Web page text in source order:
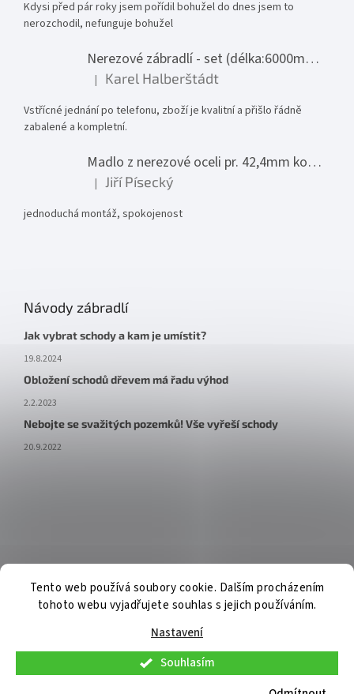
Tento web používá soubory cookie. Dalším procházením
tohoto webu vyjadřujete souhlas s jejich používáním.
Nastavení
Souhlasím
V pátek 7. 8. 2026 budou osobní konzultace a telefonická podpora
dostupné pouze do 9:00. Osobní odběr již připravených objednávek
Kdysi před pár roky jsem pořídil bohužel do dnes jsem to
nerozchodil, nefunguje bohužel
Nerezové zábradlí - set (délka:6000mm x výška:1000mm)
Hodnocení produktu je 5 z 5 hvězdiček.
| Karel Halberštádt
Vstřícné jednání po telefonu, zboží je kvalitní a přišlo řádně
zabalené a kompletní.
Madlo z nerezové oceli pr. 42,4mm komplet - model 0116 - 3000mm
Hodnocení produktu je 5 z 5 hvězdiček.
| Jiří Písecký
jednoduchá montáž, spokojenost
Návody zábradlí
Jak vybrat schody a kam je umístit?
19.8.2024
Obložení schodů dřevem má řadu výhod
2.2.2023
Nebojte se svažitých pozemků! Vše vyřeší schody
20.9.2022